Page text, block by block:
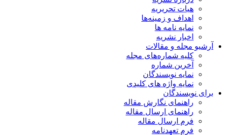
هیات تحریریه
اهداف و زمینه‌ها
نمایه نامه ها
اخبار نشریه
آرشیو مجله و مقالات
کلیه شماره‌های مجله
آخرین شماره
نمایه نویسندگان
نمایه واژه های کلیدی
برای نویسندگان
راهنمای نگارش مقاله
راهنمای ارسال مقاله
فرم ارسال مقاله
فرم تعهدنامه